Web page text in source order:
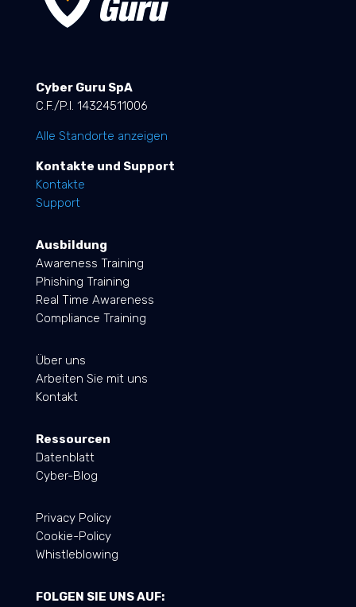
Cyber Guru SpA
C.F./P.I. 14324511006
Alle Standorte anzeigen
Kontakte und Support
Kontakte
Support
Ausbildung
Awareness Training
Phishing Training
Real Time Awareness
Compliance Training
Über uns
Arbeiten Sie mit uns
Kontakt
Ressourcen
Datenblatt
Cyber-Blog
Privacy Policy
Cookie-Policy
Whistleblowing
FOLGEN SIE UNS AUF: